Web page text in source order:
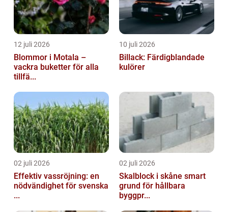
12 juli 2026
Blommor i Motala –
vackra buketter för alla
tillfä...
10 juli 2026
Billack: Färdigblandade
kulörer
02 juli 2026
Effektiv vassröjning: en
nödvändighet för svenska
...
02 juli 2026
Skalblock i skåne smart
grund för hållbara
byggpr...